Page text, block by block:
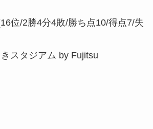
位/2勝4分4敗/勝ち点10/得点7/失
スタジアム by Fujitsu